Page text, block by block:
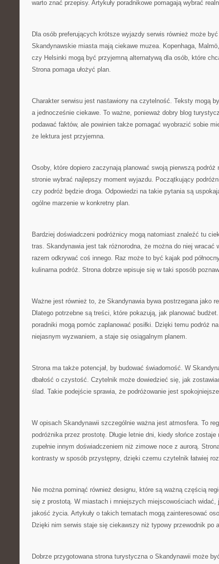
warto znać przepisy. Artykuły poradnikowe pomagają wybrać
Dla osób preferujących krótsze wyjazdy serwis również może
Skandynawskie miasta mają ciekawe muzea. Kopenhaga,
czy Helsinki mogą być przyjemną alternatywą dla osób, które
Strona pomaga ułożyć plan.
Charakter serwisu jest nastawiony na czytelność. Teksty mogą
a jednocześnie ciekawe. To ważne, ponieważ dobry blog
podawać faktów, ale powinien także pomagać wyobrazić sobie
że lektura jest przyjemna.
Osoby, które dopiero zaczynają planować swoją pierwszą podróż
stronie wybrać najlepszy moment wyjazdu. Początkujący
czy podróż będzie droga. Odpowiedzi na takie pytania są
ogólne marzenie w konkretny plan.
Bardziej doświadczeni podróżnicy mogą natomiast znaleźć tu
tras. Skandynawia jest tak różnorodna, że można do niej wracać
razem odkrywać coś innego. Raz może to być kajak pod
kulinarna podróż. Strona dobrze wpisuje się w taki sposób
Ważne jest również to, że Skandynawia bywa postrzegana jako
Dlatego potrzebne są treści, które pokazują, jak planować
poradniki mogą pomóc zaplanować posiłki. Dzięki temu podróż
niejasnym wyzwaniem, a staje się osiągalnym planem.
Strona ma także potencjał, by budować świadomość. W
dbałość o czystość. Czytelnik może dowiedzieć się, jak
ślad. Takie podejście sprawia, że podróżowanie jest
W opisach Skandynawii szczególnie ważna jest atmosfera. To
podróżnika przez prostotę. Długie letnie dni, kiedy słońce
zupełnie innym doświadczeniem niż zimowe noce z aurorą.
kontrasty w sposób przystępny, dzięki czemu czytelnik łatwiej
Nie można pominąć również designu, które są ważną częścią
się z prostotą. W miastach i mniejszych miejscowościach widać,
jakość życia. Artykuły o takich tematach mogą zainteresować
Dzięki nim serwis staje się ciekawszy niż typowy przewodnik po
Dobrze przygotowana strona turystyczna o Skandynawii może